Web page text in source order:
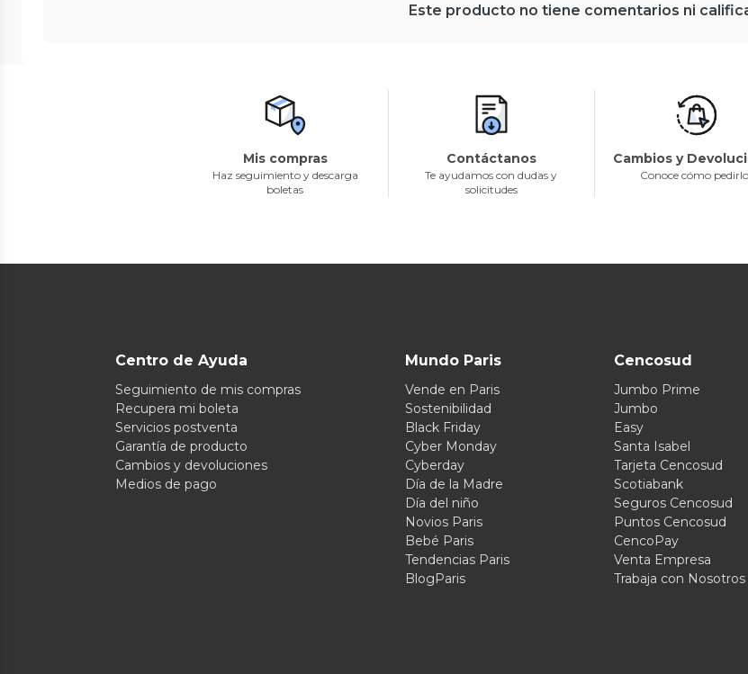
Este producto no tiene comentarios ni
Mis compras
Haz seguimiento y descarga
boletas
Contáctanos
Te ayudamos con dudas y
solicitudes
Cambios y
Conoce cómo
Centro de Ayuda
Seguimiento de mis compras
Recupera mi boleta
Servicios postventa
Garantía de producto
Cambios y devoluciones
Medios de pago
Mundo Paris
Vende en Paris
Sostenibilidad
Black Friday
Cyber Monday
Cyberday
Día de la Madre
Día del niño
Novios Paris
Bebé Paris
Tendencias Paris
BlogParis
Cencosud
Jumbo Prime
Jumbo
Easy
Santa Isabel
Tarjeta Cencosud
Scotiabank
Seguros Cencosud
Puntos Cencosud
CencoPay
Venta Empresa
Trabaja con Nosotros